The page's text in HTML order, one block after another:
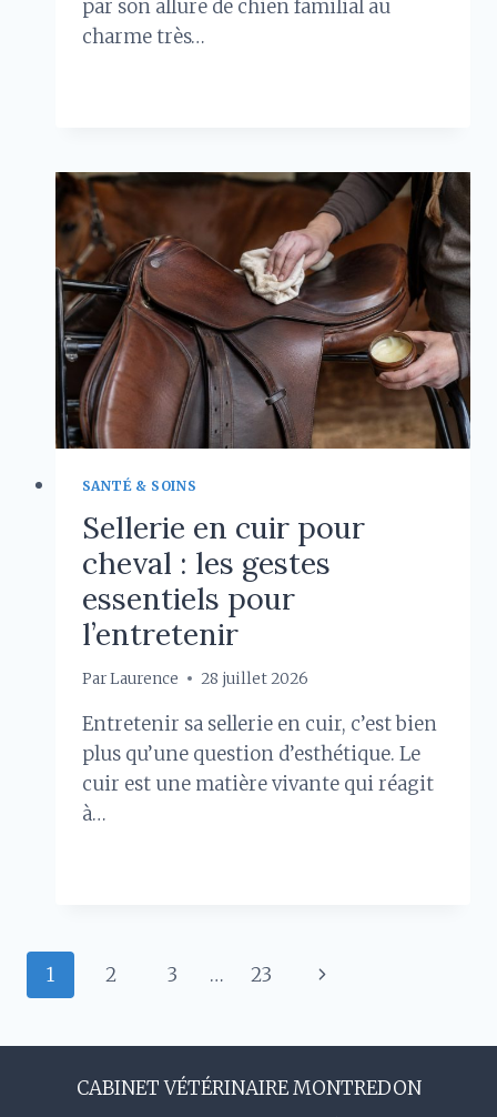
par son allure de chien familial au
charme très…
PHYSIQUES
BEAGLE
CROISÉ
LABRADOR
?
SANTÉ & SOINS
Sellerie en cuir pour
cheval : les gestes
essentiels pour
l’entretenir
Par Laurence 28 juillet 2026
Entretenir sa sellerie en cuir, c’est bien
plus qu’une question d’esthétique. Le
cuir est une matière vivante qui réagit
à…
ESSENTIELS
L’ENTRETENIR
Navigation
page
1 2 3 … 23
Page
CABINET VÉTÉRINAIRE MONTREDON